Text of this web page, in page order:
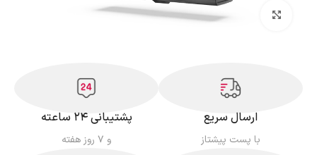
بزرگنمایی تصویر
ارسال سریع
با پست پیشتاز
پشتیبانی ۲۴ ساعته
و ۷ روز هفته